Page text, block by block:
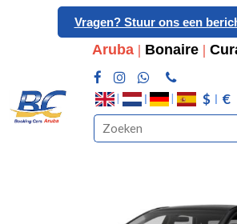
Vragen? Stuur ons een
Aruba| Bonaire|
$ €